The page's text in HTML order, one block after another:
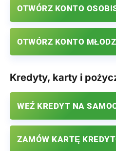
OTWÓRZ KONTO
OTWÓRZ KONTO
Kredyty, karty i
WEŹ KREDYT NA
ZAMÓW KARTĘ